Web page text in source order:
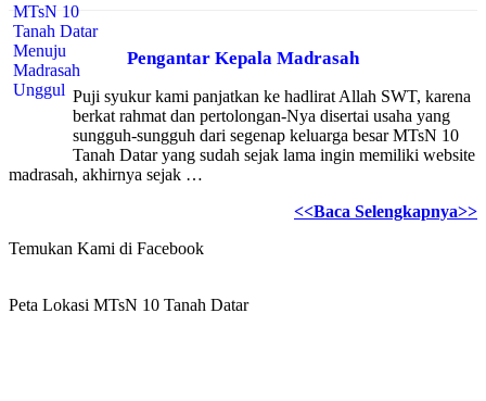
Pengantar Kepala Madrasah
Puji syukur kami panjatkan ke hadlirat Allah SWT, karena
berkat rahmat dan pertolongan-Nya disertai usaha yang
sungguh-sungguh dari segenap keluarga besar MTsN 10
Tanah Datar yang sudah sejak lama ingin memiliki website
madrasah, akhirnya sejak …
<<Baca Selengkapnya>>
Temukan Kami di Facebook
Peta Lokasi MTsN 10 Tanah Datar